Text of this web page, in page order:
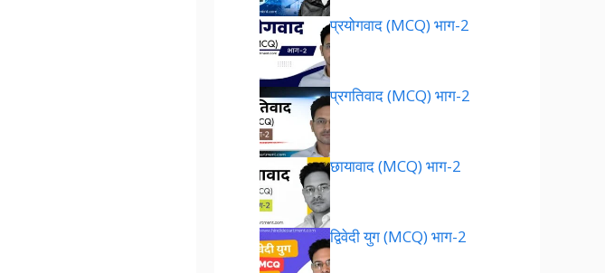
प्रयोगवाद (MCQ) भाग-2
प्रगतिवाद (MCQ) भाग-2
छायावाद (MCQ) भाग-2
द्विवेदी युग (MCQ) भाग-2